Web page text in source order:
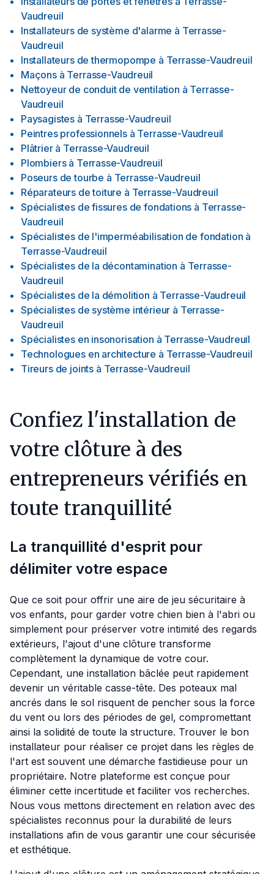
Vaudreuil
Installateurs de système d'alarme à Terrasse-
Vaudreuil
Installateurs de thermopompe à Terrasse-Vaudreuil
Maçons à Terrasse-Vaudreuil
Nettoyeur de conduit de ventilation à Terrasse-
Vaudreuil
Paysagistes à Terrasse-Vaudreuil
Peintres professionnels à Terrasse-Vaudreuil
Plâtrier à Terrasse-Vaudreuil
Plombiers à Terrasse-Vaudreuil
Poseurs de tourbe à Terrasse-Vaudreuil
Réparateurs de toiture à Terrasse-Vaudreuil
Spécialistes de fissures de fondations à Terrasse-
Vaudreuil
Spécialistes de l'imperméabilisation de fondation à
Terrasse-Vaudreuil
Spécialistes de la décontamination à Terrasse-
Vaudreuil
Spécialistes de la démolition à Terrasse-Vaudreuil
Spécialistes de système intérieur à Terrasse-
Vaudreuil
Spécialistes en insonorisation à Terrasse-Vaudreuil
Technologues en architecture à Terrasse-Vaudreuil
Tireurs de joints à Terrasse-Vaudreuil
Confiez l'installation de
votre clôture à des
entrepreneurs vérifiés en
toute tranquillité
La tranquillité d'esprit pour
délimiter votre espace
Que ce soit pour offrir une aire de jeu sécuritaire à
vos enfants, pour garder votre chien bien à l'abri ou
simplement pour préserver votre intimité des regards
extérieurs, l'ajout d'une clôture transforme
complètement la dynamique de votre cour.
Cependant, une installation bâclée peut rapidement
devenir un véritable casse-tête. Des poteaux mal
ancrés dans le sol risquent de pencher sous la force
du vent ou lors des périodes de gel, compromettant
ainsi la solidité de toute la structure. Trouver le bon
installateur pour réaliser ce projet dans les règles de
l'art est souvent une démarche fastidieuse pour un
propriétaire. Notre plateforme est conçue pour
éliminer cette incertitude et faciliter vos recherches.
Nous vous mettons directement en relation avec des
spécialistes reconnus pour la durabilité de leurs
installations afin de vous garantir une cour sécurisée
et esthétique.